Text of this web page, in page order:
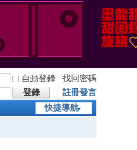
自動登錄
找回密碼
登錄
註冊發言
快捷導航